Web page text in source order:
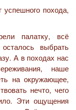
успешного похода,
палатку, всё
выбрать
А в походах нас
наше
на окружающее,
нечто, чего
Эти ощущения